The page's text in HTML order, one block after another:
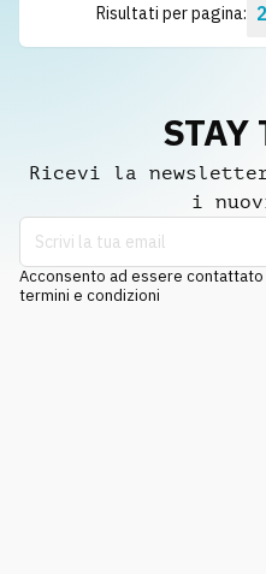
Risultati per pagina:
STAY
Ricevi la
i
Acconsento ad essere
termini e condizioni